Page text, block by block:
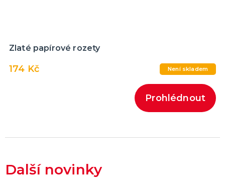
Zlaté papírové rozety
174 Kč Není skladem
Prohlédnout
Další novinky